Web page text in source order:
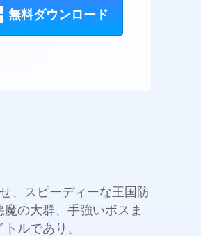
無料ダウンロード
、スピーディーな王国防
の大群、手強いボスま
ルであり、